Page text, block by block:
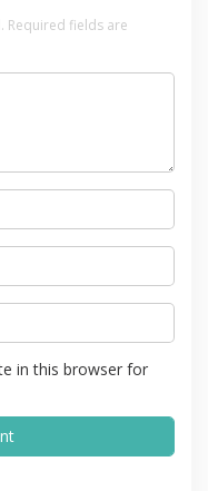
Required fields are
in this browser for